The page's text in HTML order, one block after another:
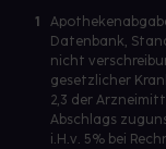
1
Datenbank,
nicht
gesetzlicher
2,3 der
Abschlags
i.H.v. 5% bei